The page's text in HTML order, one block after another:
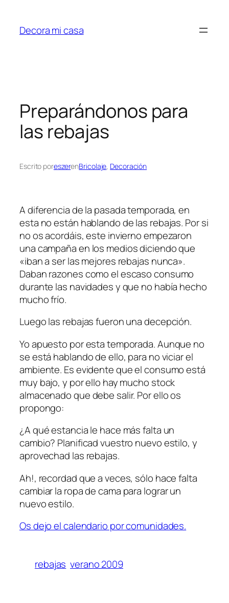
contenido
Decora mi casa
Preparándonos para
las rebajas
Escrito poreszerenBricolaje, Decoración
A diferencia de la pasada temporada, en
esta no están hablando de las rebajas. Por si
no os acordáis, este invierno empezaron
una campaña en los medios diciendo que
«iban a ser las mejores rebajas nunca».
Daban razones como el escaso consumo
durante las navidades y que no había hecho
mucho frío.
Luego las rebajas fueron una decepción.
Yo apuesto por esta temporada. Aunque no
se está hablando de ello, para no viciar el
ambiente. Es evidente que el consumo está
muy bajo, y por ello hay mucho stock
almacenado que debe salir. Por ello os
propongo:
¿A qué estancia le hace más falta un
cambio? Planificad vuestro nuevo estilo, y
aprovechad las rebajas.
Ah!, recordad que a veces, sólo hace falta
cambiar la ropa de cama para lograr un
nuevo estilo.
Os dejo el calendario por comunidades.
rebajas verano 2009